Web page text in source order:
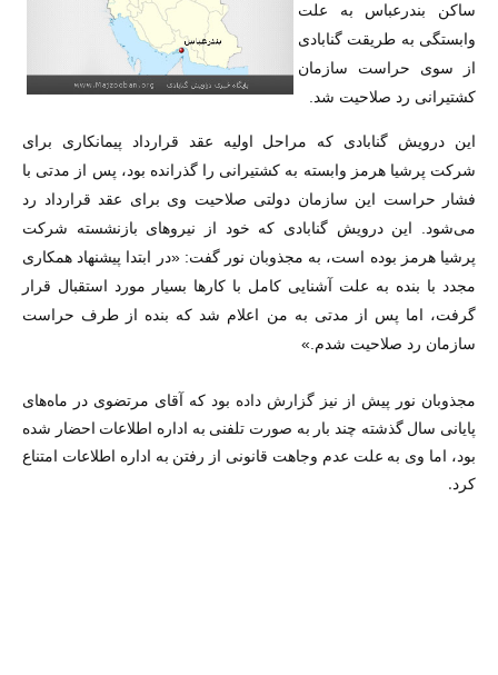
ساکن بندرعباس به علت
وابستگی به طریقت گنابادی
از سوی حراست سازمان
کشتیرانی رد صلاحیت شد.
این درویش گنابادی که مراحل اولیه عقد قرارداد پیمانکاری برای
شرکت پرشیا هرمز وابسته به کشتیرانی را گذرانده بود، پس از مدتی با
فشار حراست این سازمان دولتی صلاحیت وی برای عقد قرارداد رد
می‌شود. این درویش گنابادی که خود از نیروهای بازنشسته شرکت
پرشیا هرمز بوده است، به مجذوبان نور گفت: «در ابتدا پیشنهاد همکاری
مجدد با بنده به علت آشنایی کامل با کار‌ها بسیار مورد استقبال قرار
گرفت، اما پس از مدتی به من اعلام شد که بنده از طرف حراست
سازمان رد صلاحیت شدم.»
مجذوبان نور پیش از نیز گزارش داده بود که آقای مرتضوی در ماه‌های
پایانی سال گذشته چند بار به صورت تلفنی به اداره اطلاعات احضار شده
بود، اما وی به علت عدم وجاهت قانونی از رفتن به اداره اطلاعات امتناع
کرد.